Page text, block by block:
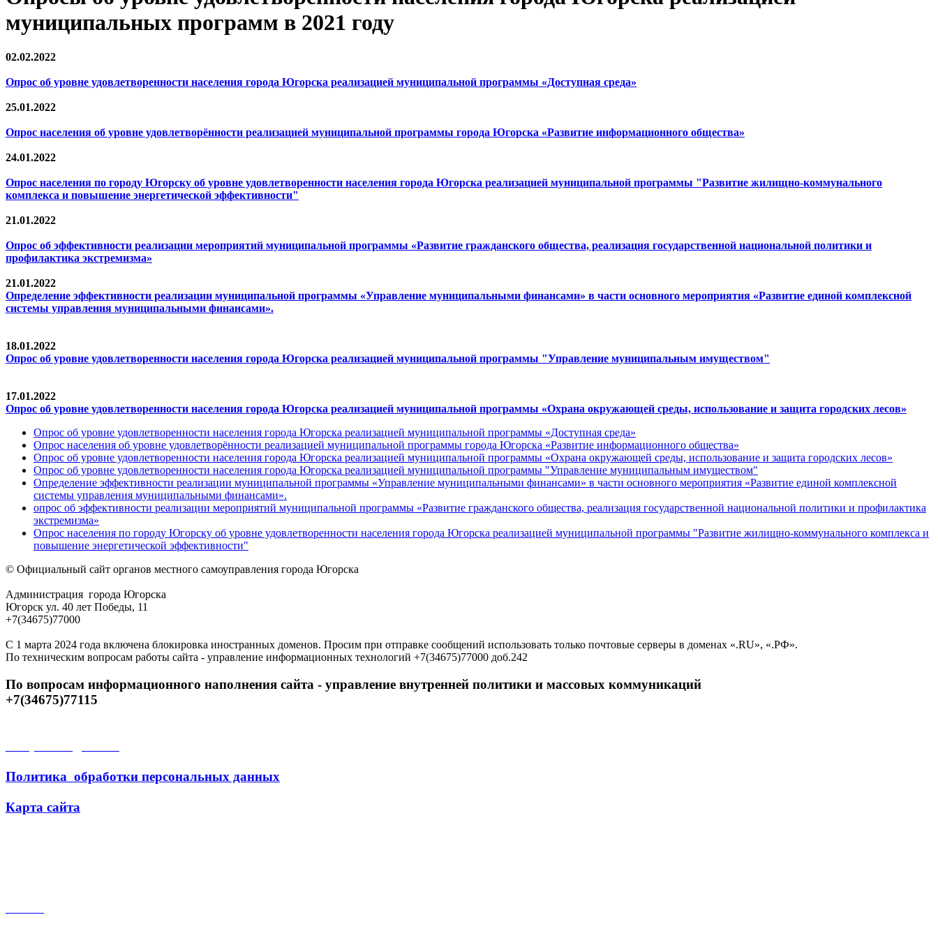
муниципальных программ в 2021 году
02.02.2022
Опрос об уровне удовлетворенности населения города Югорска реализацией муниципальной программы «Доступная среда»
25.01.2022
Опрос населения об уровне удовлетворённости реализацией муниципальной программы города Югорска «Развитие информационного общества»
24.01.2022
Опрос населения по городу Югорску об уровне удовлетворенности населения города Югорска реализацией муниципальной программы "Развитие жилищно-коммунального
комплекса и повышение энергетической эффективности"
21.01.2022
Опрос об эффективности реализации мероприятий муниципальной программы «Развитие гражданского общества, реализация государственной национальной политики и
профилактика экстремизма»
21.01.2022
Определение эффективности реализации муниципальной программы «Управление муниципальными финансами» в части основного мероприятия «Развитие единой комплексной
системы управления муниципальными финансами».
18.01.2022
Опрос об уровне удовлетворенности населения города Югорска реализацией муниципальной программы "Управление муниципальным имуществом"
17.01.2022
Опрос об уровне удовлетворенности населения города Югорска реализацией муниципальной программы «Охрана окружающей среды, использование и защита городских лесов»
Опрос об уровне удовлетворенности населения города Югорска реализацией муниципальной программы «Доступная среда»
Опрос населения об уровне удовлетворённости реализацией муниципальной программы города Югорска «Развитие информационного общества»
Опрос об уровне удовлетворенности населения города Югорска реализацией муниципальной программы «Охрана окружающей среды, использование и защита городских лесов»
Опрос об уровне удовлетворенности населения города Югорска реализацией муниципальной программы "Управление муниципальным имуществом"
Определение эффективности реализации муниципальной программы «Управление муниципальными финансами» в части основного мероприятия «Развитие единой комплексной
системы управления муниципальными финансами».
опрос об эффективности реализации мероприятий муниципальной программы «Развитие гражданского общества, реализация государственной национальной политики и профилактика
экстремизма»
Опрос населения по городу Югорску об уровне удовлетворенности населения города Югорска реализацией муниципальной программы "Развитие жилищно-коммунального комплекса и
повышение энергетической эффективности"
© Официальный сайт органов местного самоуправления города Югорска
Администрация города Югорска
Югорск ул. 40 лет Победы, 11
+7(34675)77000
С 1 марта 2024 года включена блокировка иностранных доменов. Просим при отправке сообщений использовать только почтовые серверы в доменах «.RU», «.РФ».
По техническим вопросам работы сайта - управление информационных технологий +7(34675)77000 доб.242
По вопросам информационного наполнения сайта - управление внутренней политики и массовых коммуникаций
+7(34675)77115
Политика обработки персональных данных
Карта сайта